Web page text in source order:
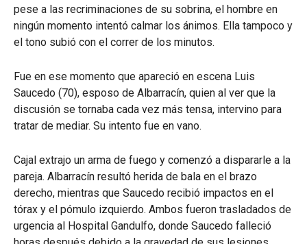
pese a las recriminaciones de su sobrina, el hombre en
ningún momento intentó calmar los ánimos. Ella tampoco y
el tono subió con el correr de los minutos.
Fue en ese momento que apareció en escena Luis
Saucedo (70), esposo de Albarracín, quien al ver que la
discusión se tornaba cada vez más tensa, intervino para
tratar de mediar. Su intento fue en vano.
Cajal extrajo un arma de fuego y comenzó a dispararle a la
pareja. Albarracín resultó herida de bala en el brazo
derecho, mientras que Saucedo recibió impactos en el
tórax y el pómulo izquierdo. Ambos fueron trasladados de
urgencia al Hospital Gandulfo, donde Saucedo falleció